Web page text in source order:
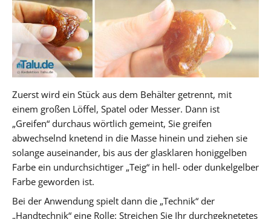
Zuerst wird ein Stück aus dem Behälter getrennt, mit
einem großen Löffel, Spatel oder Messer. Dann ist
„Greifen“ durchaus wörtlich gemeint, Sie greifen
abwechselnd knetend in die Masse hinein und ziehen sie
solange auseinander, bis aus der glasklaren honiggelben
Farbe ein undurchsichtiger „Teig“ in hell- oder dunkelgelber
Farbe geworden ist.
Bei der Anwendung spielt dann die „Technik“ der
„Handtechnik“ eine Rolle: Streichen Sie Ihr durchgeknetetes